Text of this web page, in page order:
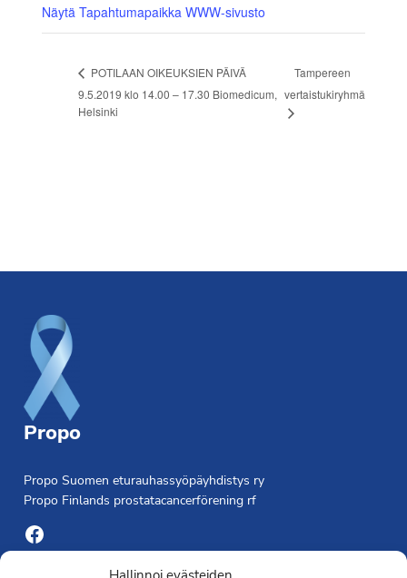
Näytä Tapahtumapaikka WWW-sivusto
POTILAAN OIKEUKSIEN PÄIVÄ
9.5.2019 klo 14.00 – 17.30 Biomedicum,
Helsinki
Tampereen
vertaistukiryhmä
Propo
Propo Suomen eturauhassyöpäyhdistys ry
Propo Finlands prostatacancerförening rf
Facebook